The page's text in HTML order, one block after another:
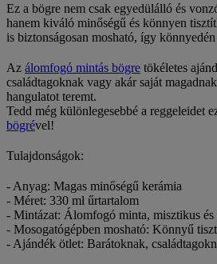
Ez a bögre nem csak egyedülálló és
hanem kiváló minőségű és könnyen
is biztonságosan mosható, így
Az álomfogó mintás bögre tökéletes
családtagoknak vagy akár saját
hangulatot teremt.
Tedd még különlegesebbé a reggeleidet
bögrével!
Tulajdonságok:
- Anyag: Magas minőségű kerámia
- Méret: 330 ml űrtartalom
- Mintázat: Álomfogó minta, misztikus és
- Mosogatógépben mosható: Könnyű
- Ajándék ötlet: Barátoknak,